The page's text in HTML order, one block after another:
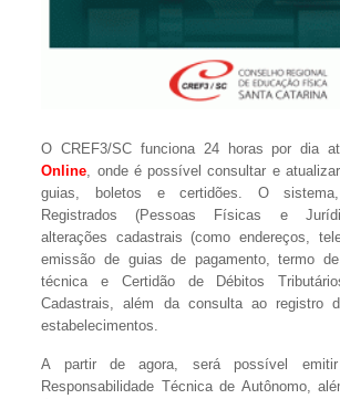
O CREF3/SC funciona 24 horas por dia
Online, onde é possível consultar e
guias, boletos e certidões. O
Registrados (Pessoas Físicas e
alterações cadastrais (como endereços,
emissão de guias de pagamento, termo de
técnica e Certidão de Débitos
Cadastrais, além da consulta ao registro
estabelecimentos.
A partir de agora, será possível
Responsabilidade Técnica de Autônomo,